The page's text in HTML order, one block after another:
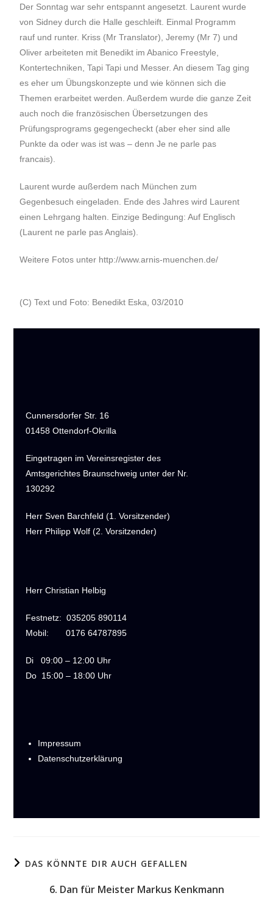
Der Sonntag war sehr entspannt angesetzt. Laurent wurde
von Sidney durch die Halle geschleift. Einmal Programm
rauf und runter. Kriss (Mr Translator), Jeremy (Mr 7) und
Oliver arbeiteten mit Benedikt im Abanico Freestyle,
Kontertechniken, Tapi Tapi und Messer. An diesem Tag ging
es eher um Übungskonzepte und wie können sich die
Themen erarbeitet werden. Außerdem wurde die ganze Zeit
auch noch die französischen Übersetzungen des
Prüfungsprograms gegengecheckt (aber eher sind alle
Punkte da oder was ist was – denn Je ne parle pas
francais).
Laurent wurde außerdem nach München zum
Gegenbesuch eingeladen. Ende des Jahres wird Laurent
einen Lehrgang halten. Einzige Bedingung: Auf Englisch
(Laurent ne parle pas Anglais).
Weitere Fotos unter http://www.arnis-muenchen.de/
(C) Text und Foto: Benedikt Eska, 03/2010
Cunnersdorfer Str. 16
01458 Ottendorf-Okrilla
Eingetragen im Vereinsregister des
Amtsgerichtes Braunschweig unter der Nr.
130292
Herr Sven Barchfeld (1. Vorsitzender)
Herr Philipp Wolf (2. Vorsitzender)
Herr Christian Helbig
Festnetz:035205 890114
Mobil:0176 64787895
Di09:00 – 12:00 Uhr
Do 15:00 – 18:00 Uhr
Impressum
Datenschutzerklärung
DAS KÖNNTE DIR AUCH GEFALLEN
6. Dan für Meister Markus Kenkmann